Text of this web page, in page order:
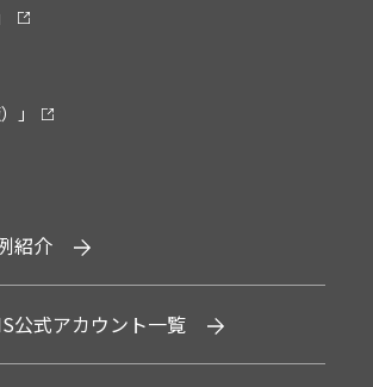
」
紹介
公式アカウント一覧